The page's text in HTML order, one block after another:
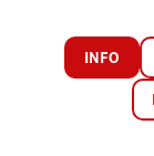
INFO